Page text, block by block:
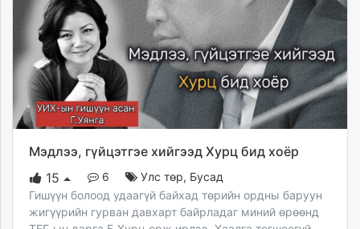
Baabar.mn
tovch.mn
ikon.mn
mnb.mn
Livetv.mn
Eguur.mn
24tsag.mn
shuud.mn
ergelt.mn
zarig.mn
today.mn
Мэдлээ, гүйцэтгэе хийгээд Хурц бид хоёр
15
6 Улс төр, Бусад
Гишүүн болоод удаагүй байхад төрийн ордны баруун
жигүүрийн гурван давхарт байрладаг миний өрөөнд